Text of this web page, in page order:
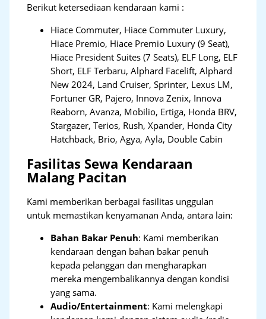
Berikut ketersediaan kendaraan kami :
Hiace Commuter, Hiace Commuter Luxury,
Hiace Premio, Hiace Premio Luxury (9 Seat),
Hiace President Suites (7 Seats), ELF Long, ELF
Short, ELF Terbaru, Alphard Facelift, Alphard
New 2024, Land Cruiser, Sprinter, Lexus LM,
Fortuner GR, Pajero, Innova Zenix, Innova
Reaborn, Avanza, Mobilio, Ertiga, Honda BRV,
Stargazer, Terios, Rush, Xpander, Honda City
Hatchback, Brio, Agya, Ayla, Double Cabin
Fasilitas Sewa Kendaraan
Malang Pacitan
Kami memberikan berbagai fasilitas unggulan
untuk memastikan kenyamanan Anda, antara lain:
Bahan Bakar Penuh: Kami memberikan
kendaraan dengan bahan bakar penuh
kepada pelanggan dan mengharapkan
mereka mengembalikannya dengan kondisi
yang sama.
Audio/Entertainment: Kami melengkapi